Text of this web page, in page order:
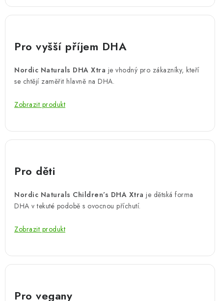
Pro vyšší příjem DHA
Nordic Naturals DHA Xtra je vhodný pro zákazníky, kteří
se chtějí zaměřit hlavně na DHA.
Zobrazit produkt
Pro děti
Nordic Naturals Children’s DHA Xtra je dětská forma
DHA v tekuté podobě s ovocnou příchutí.
Zobrazit produkt
Pro vegany